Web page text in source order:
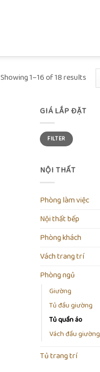
Showing 1–16 of 18 results
GIÁ LẮP ĐẶT
FILTER
NỘI THẤT
Phòng làm việc
Nội thất bếp
Phòng khách
Vách trang trí
Phòng ngủ
Giường
Tủ đầu giường
Tủ quần áo
Vách đầu giường
Tủ trang trí